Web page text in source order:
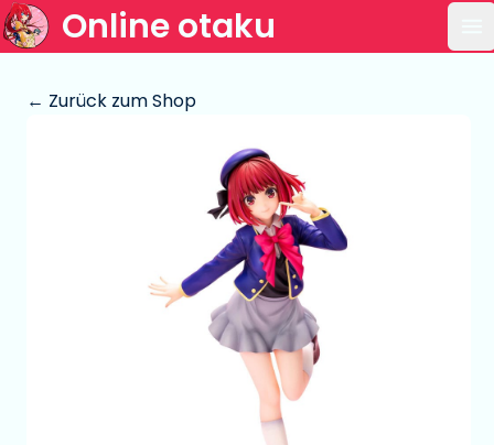
Online otaku
← Zurück zum Shop